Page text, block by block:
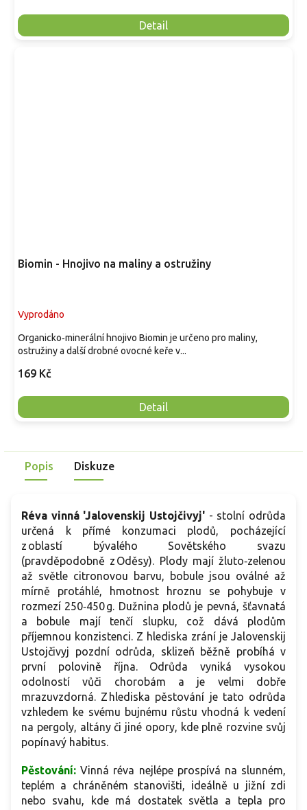
Detail
Biomin - Hnojivo na maliny a ostružiny
Vyprodáno
169 Kč
Detail
Organicko‑minerální hnojivo Biomin je určeno pro maliny,
ostružiny a další drobné ovocné keře v...
Popis Diskuze
Réva vinná 'Jalovenskij Ustojčivyj' - stolní odrůda
určená k přímé konzumaci plodů, pocházející
z oblastí bývalého Sovětského svazu
(pravděpodobně z Oděsy). Plody mají žluto‑zelenou
až světle citronovou barvu, bobule jsou oválné až
mírně protáhlé, hmotnost hroznu se pohybuje v
rozmezí 250‑450 g. Dužnina plodů je pevná, šťavnatá
a bobule mají tenčí slupku, což dává plodům
příjemnou konzistenci. Z hlediska zrání je Jalovenskij
Ustojčivyj pozdní odrůda, sklizeň běžně probíhá v
první polovině října. Odrůda vyniká vysokou
odolností vůči chorobám a je velmi dobře
mrazuvzdorná. Z hlediska pěstování je tato odrůda
vzhledem ke svému bujnému růstu vhodná k vedení
na pergoly, altány či jiné opory, kde plně rozvine svůj
popínavý habitus.
Pěstování:Vinná réva nejlépe prospívá na slunném,
teplém a chráněném stanovišti, ideálně u jižní zdi
nebo svahu, kde má dostatek světla a tepla pro